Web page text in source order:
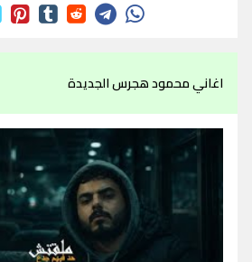
اغاني محمود هجرس الجديدة